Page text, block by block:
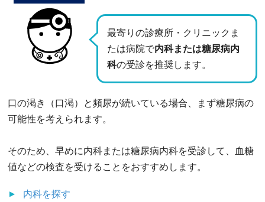
最寄りの診療所・クリニックま
たは病院で内科または糖尿病内
科の受診を推奨します。
口の渇き（口渇）と頻尿が続いている場合、まず糖尿病の
可能性を考えられます。
そのため、早めに内科または糖尿病内科を受診して、血糖
値などの検査を受けることをおすすめします。
内科を探す